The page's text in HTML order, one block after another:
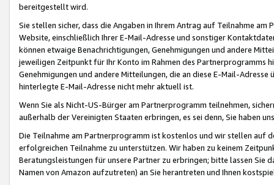
bereitgestellt wird.
Sie stellen sicher, dass die Angaben in Ihrem Antrag auf Teilnahme
Website, einschließlich Ihrer E-Mail-Adresse und sonstiger
können etwaige Benachrichtigungen, Genehmigungen und andere
jeweiligen Zeitpunkt für Ihr Konto im Rahmen des Partnerprogramms
Genehmigungen und andere Mitteilungen, die an diese E-Mail-
hinterlegte E-Mail-Adresse nicht mehr aktuell ist.
Wenn Sie als Nicht-US-Bürger am Partnerprogramm teilnehmen,
außerhalb der Vereinigten Staaten erbringen, es sei denn, Sie haben
Die Teilnahme am Partnerprogramm ist kostenlos und wir stellen auf
erfolgreichen Teilnahme zu unterstützen. Wir haben zu keinem
Beratungsleistungen für unsere Partner zu erbringen; bitte lassen Sie
Namen von Amazon aufzutreten) an Sie herantreten und Ihnen